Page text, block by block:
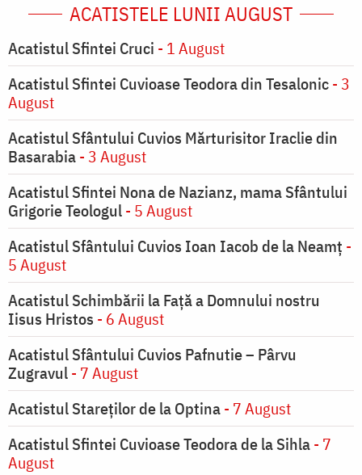
ACATISTELE LUNII AUGUST
Acatistul Sfintei Cruci - 1 August
Acatistul Sfintei Cuvioase Teodora din Tesalonic- 3
August
Acatistul Sfântului Cuvios Mărturisitor Iraclie din
Basarabia- 3 August
Acatistul Sfintei Nona de Nazianz, mama Sfântului
Grigorie Teologul- 5 August
Acatistul Sfântului Cuvios Ioan Iacob de la Neamț -
5 August
Acatistul Schimbării la Faţă a Domnului nostru
Iisus Hristos - 6 August
Acatistul Sfântului Cuvios Pafnutie – Pârvu
Zugravul- 7 August
Acatistul Stareţilor de la Optina- 7 August
Acatistul Sfintei Cuvioase Teodora de la Sihla- 7
August